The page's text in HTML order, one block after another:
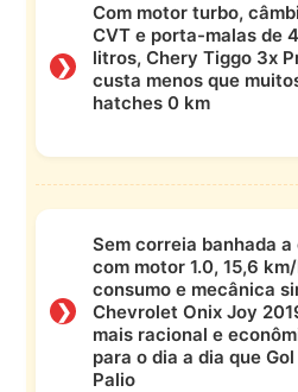
❯
Com motor turbo,
CVT e porta-malas de
litros, Chery Tiggo 3x
custa menos que
hatches 0 km
❯
Sem correia banhada a
com motor 1.0, 15,6
consumo e mecânica
Chevrolet Onix Joy
mais racional e
para o dia a dia que Gol
Palio